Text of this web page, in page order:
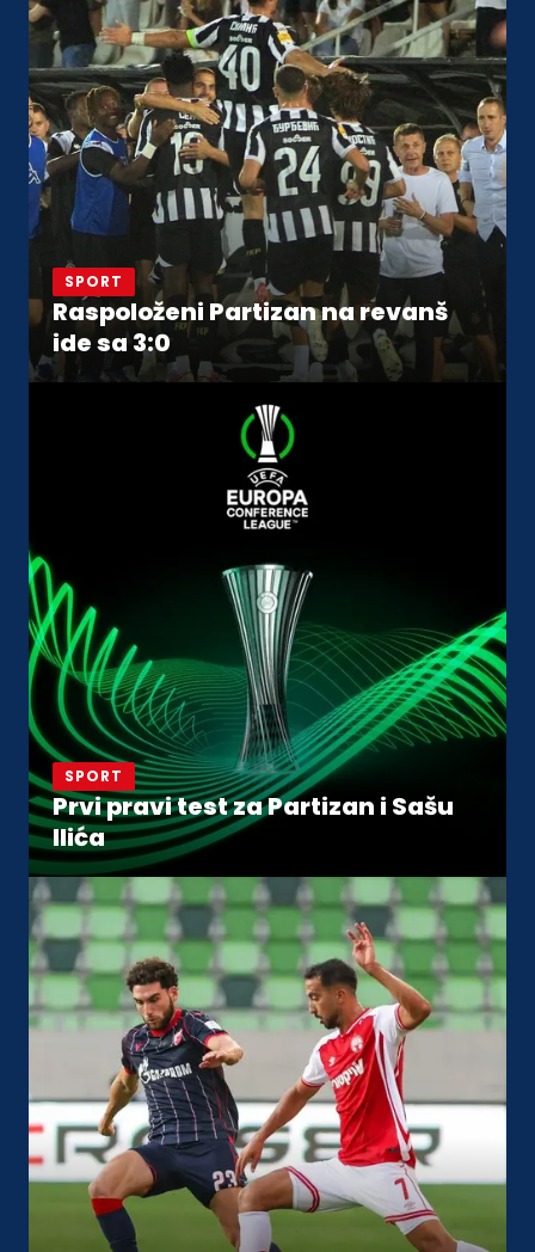
SPORT
Raspoloženi Partizan na revanš
ide sa 3:0
SPORT
Prvi pravi test za Partizan i Sašu
Ilića